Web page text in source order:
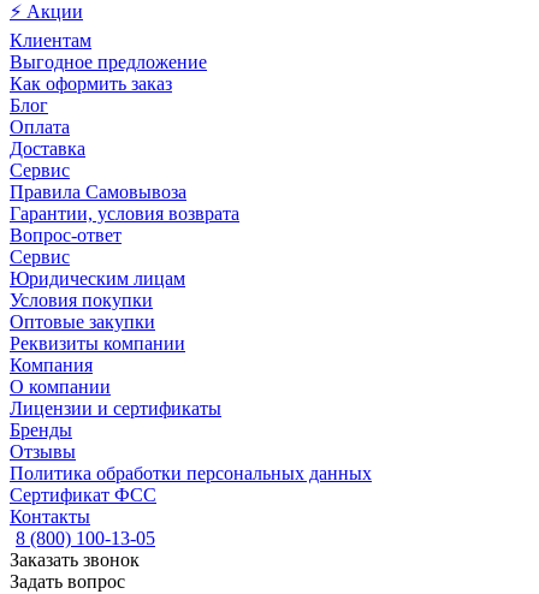
⚡ Акции
Клиентам
Выгодное предложение
Как оформить заказ
Блог
Оплата
Доставка
Сервис
Правила Самовывоза
Гарантии, условия возврата
Вопрос-ответ
Сервис
Юридическим лицам
Условия покупки
Оптовые закупки
Реквизиты компании
Компания
О компании
Лицензии и сертификаты
Бренды
Отзывы
Политика обработки персональных данных
Сертификат ФСС
Контакты
8 (800) 100-13-05
Заказать звонок
Задать вопрос